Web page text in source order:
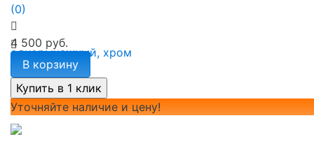
(0)
4 500 руб.
В корзину
Уточняйте наличие и цену!